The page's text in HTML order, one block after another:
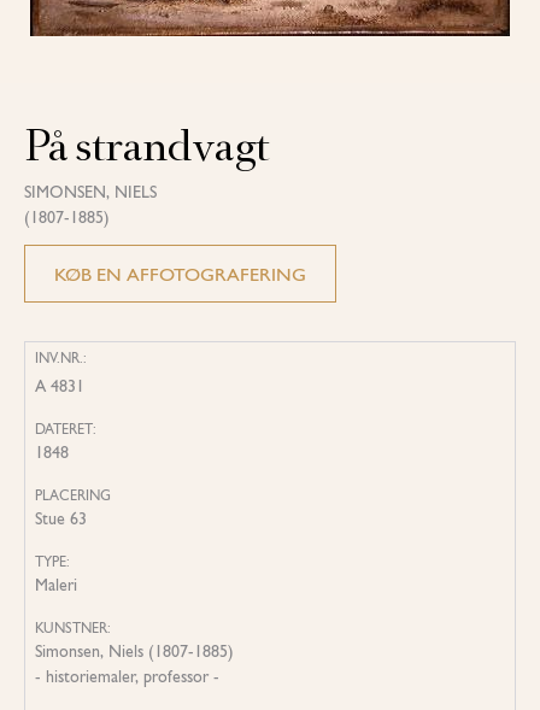
På strandvagt
SIMONSEN, NIELS
(1807-1885)
KØB EN AFFOTOGRAFERING
INV.NR.:
A 4831
DATERET:
1848
PLACERING
Stue 63
TYPE:
Maleri
KUNSTNER:
Simonsen, Niels (1807-1885)
- historiemaler, professor -